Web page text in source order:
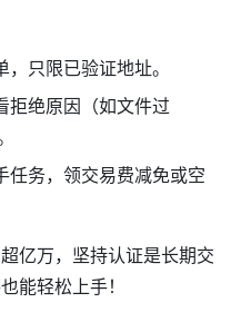
只限已验证地址。
拒绝原因（如文件过
任务，领交易费减免或空
亿万，坚持认证是长期交
能轻松上手！